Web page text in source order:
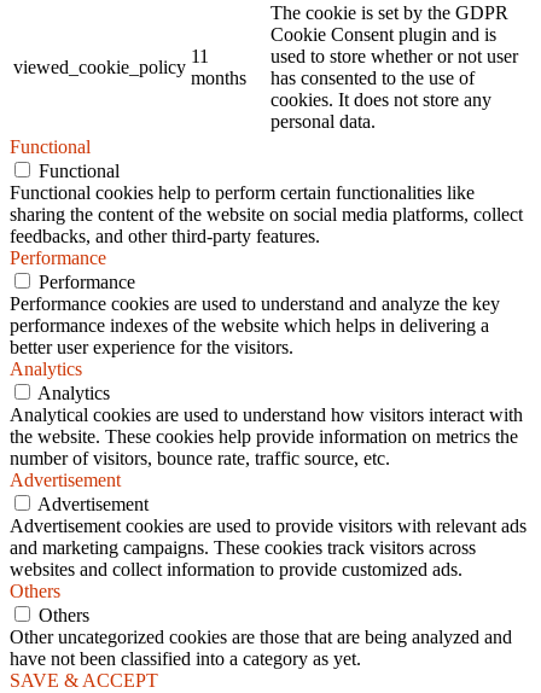
viewed_cookie_policy
11
months
The cookie is set by the GDPR
Cookie Consent plugin and is
used to store whether or not user
has consented to the use of
cookies. It does not store any
personal data.
Functional
Functional
Functional cookies help to perform certain functionalities like
sharing the content of the website on social media platforms, collect
feedbacks, and other third-party features.
Performance
Performance
Performance cookies are used to understand and analyze the key
performance indexes of the website which helps in delivering a
better user experience for the visitors.
Analytics
Analytics
Analytical cookies are used to understand how visitors interact with
the website. These cookies help provide information on metrics the
number of visitors, bounce rate, traffic source, etc.
Advertisement
Advertisement
Advertisement cookies are used to provide visitors with relevant ads
and marketing campaigns. These cookies track visitors across
websites and collect information to provide customized ads.
Others
Others
Other uncategorized cookies are those that are being analyzed and
have not been classified into a category as yet.
SAVE & ACCEPT